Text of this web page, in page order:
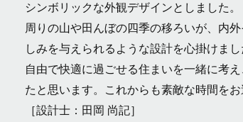
シンボリックな外観デザインとしました。
周りの山や田んぼの四季の移ろいが、内
しみを与えられるような設計を心掛けま
自由で快適に過ごせる住まいを一緒に考
たと思います。これからも素敵な時間をお
［設計士：田岡 尚記］